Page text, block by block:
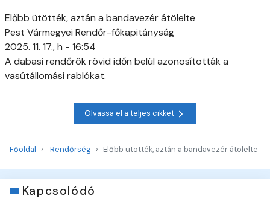
Előbb ütötték, aztán a bandavezér átölelte
Pest Vármegyei Rendőr-főkapitányság
2025. 11. 17., h - 16:54
A dabasi rendőrök rövid időn belül azonosították a
vasútállomási rablókat.
Olvassa el a teljes cikket
Főoldal Rendőrség Előbb ütötték, aztán a bandavezér átölelte
Kapcsolódó